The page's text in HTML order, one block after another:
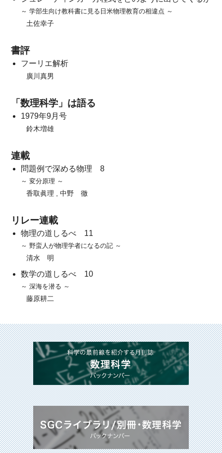
～ 学部生向け教科書に見る日米物理教育の相違点 ～
土佐幸子
書評
フーリエ解析
廣川真男
「数理科学」は語る
1979年9月号
鈴木増雄
連載
問題例で深める物理 8
～ 変分原理 ～
香取眞理 , 中野 徹
リレー連載
物理の道しるべ 11
～ 野蛮人が物理学者になるの記 ～
清水 明
数学の道しるべ 10
～ 深海を潜る ～
藤原耕二